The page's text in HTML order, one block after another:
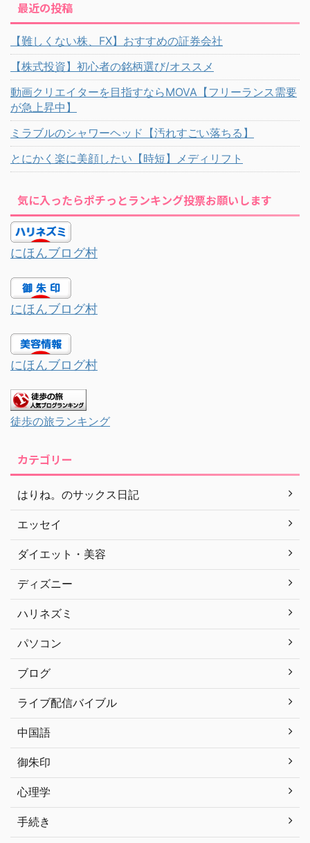
最近の投稿
【難しくない株、FX】おすすめの証券会社
【株式投資】初心者の銘柄選び/オススメ
動画クリエイターを目指すならMOVA【フリーランス需要
が急上昇中】
ミラブルのシャワーヘッド【汚れすごい落ちる】
とにかく楽に美顔したい【時短】メディリフト
気に入ったらポチっとランキング投票お願いします
にほんブログ村
にほんブログ村
にほんブログ村
徒歩の旅ランキング
カテゴリー
はりね。のサックス日記
エッセイ
ダイエット・美容
ディズニー
ハリネズミ
パソコン
ブログ
ライブ配信バイブル
中国語
御朱印
心理学
手続き